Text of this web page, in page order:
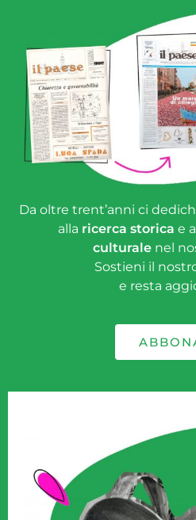
Da oltre trent’anni ci
alla ricerca storica e
culturale nel
Sostieni il
e resta